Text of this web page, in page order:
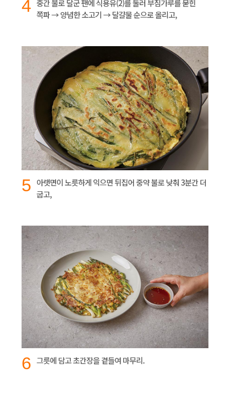
4 중간 불로 달군 팬에 식용유(2)를 둘러 부침가루를 묻힌
쪽파 → 양념한 소고기 → 달걀물 순으로 올리고,
5 아랫면이 노릇하게 익으면 뒤집어 중약 불로 낮춰 3분간 더
굽고,
6 그릇에 담고 초간장을 곁들여 마무리.